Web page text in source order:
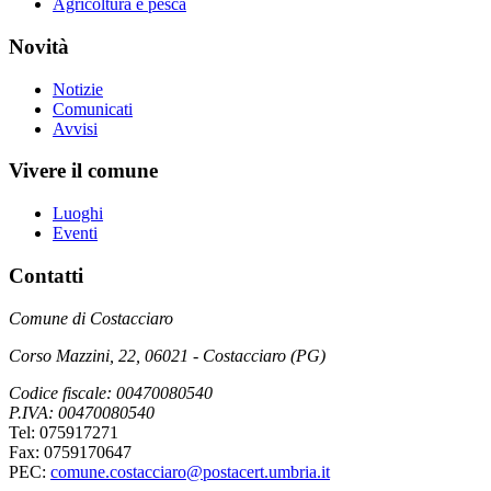
Agricoltura e pesca
Novità
Notizie
Comunicati
Avvisi
Vivere il comune
Luoghi
Eventi
Contatti
Comune di Costacciaro
Corso Mazzini, 22, 06021 - Costacciaro (PG)
Codice fiscale: 00470080540
P.IVA: 00470080540
Tel: 075917271
Fax: 0759170647
PEC: comune.costacciaro@postacert.umbria.it